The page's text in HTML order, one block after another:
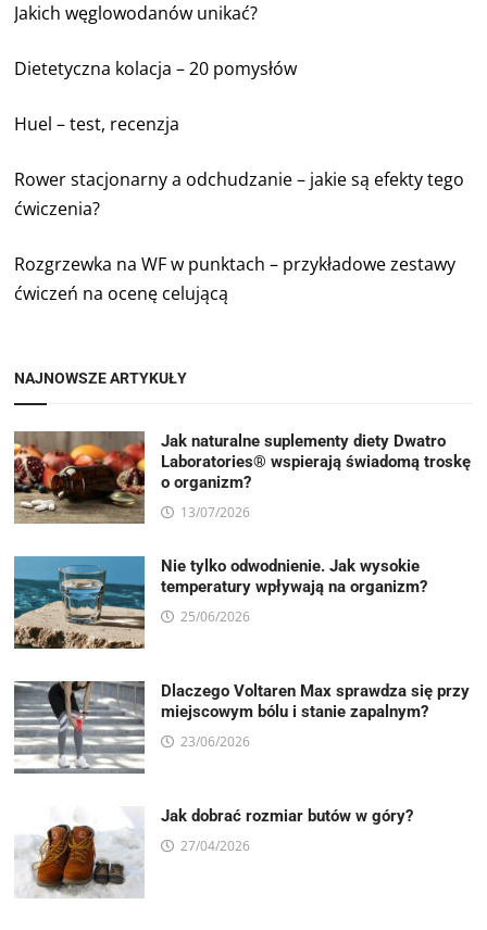
Jakich węglowodanów unikać?
Dietetyczna kolacja – 20 pomysłów
Huel – test, recenzja
Rower stacjonarny a odchudzanie – jakie są efekty tego
ćwiczenia?
Rozgrzewka na WF w punktach – przykładowe zestawy
ćwiczeń na ocenę celującą
NAJNOWSZE ARTYKUŁY
Jak naturalne suplementy diety Dwatro
Laboratories® wspierają świadomą troskę
o organizm?
13/07/2026
Nie tylko odwodnienie. Jak wysokie
temperatury wpływają na organizm?
25/06/2026
Dlaczego Voltaren Max sprawdza się przy
miejscowym bólu i stanie zapalnym?
23/06/2026
Jak dobrać rozmiar butów w góry?
27/04/2026